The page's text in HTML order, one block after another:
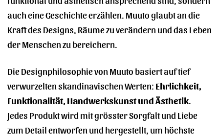
auch eine Geschichte erzählen. Muuto glaubt an die
Kraft des Designs, Räume zu verändern und das Leben
der Menschen zu bereichern.
Die Designphilosophie von Muuto basiert auf tief
verwurzelten skandinavischen Werten: Ehrlichkeit,
Funktionalität, Handwerkskunst und Ästhetik
Jedes Produkt wird mit grösster Sorgfalt und Liebe
zum Detail entworfen und hergestellt, um höchste